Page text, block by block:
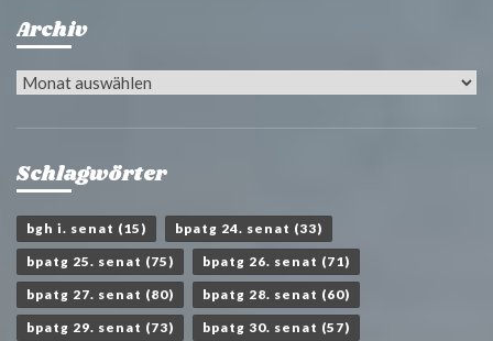
Archiv
Archiv
Schlagwörter
bgh i. senat (15) bpatg 24. senat (33)
bpatg 25. senat (75) bpatg 26. senat (71)
bpatg 27. senat (80) bpatg 28. senat (60)
bpatg 29. senat (73) bpatg 30. senat (57)